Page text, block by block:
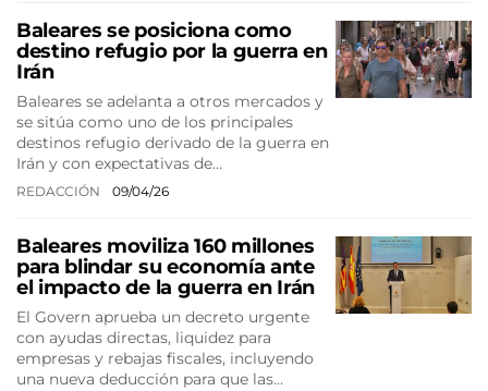
Baleares se posiciona como
destino refugio por la guerra en
Irán
Baleares se adelanta a otros mercados y
se sitúa como uno de los principales
destinos refugio derivado de la guerra en
Irán y con expectativas de…
REDACCIÓN 09/04/26
Baleares moviliza 160 millones
para blindar su economía ante
el impacto de la guerra en Irán
El Govern aprueba un decreto urgente
con ayudas directas, liquidez para
empresas y rebajas fiscales, incluyendo
una nueva deducción para que las…